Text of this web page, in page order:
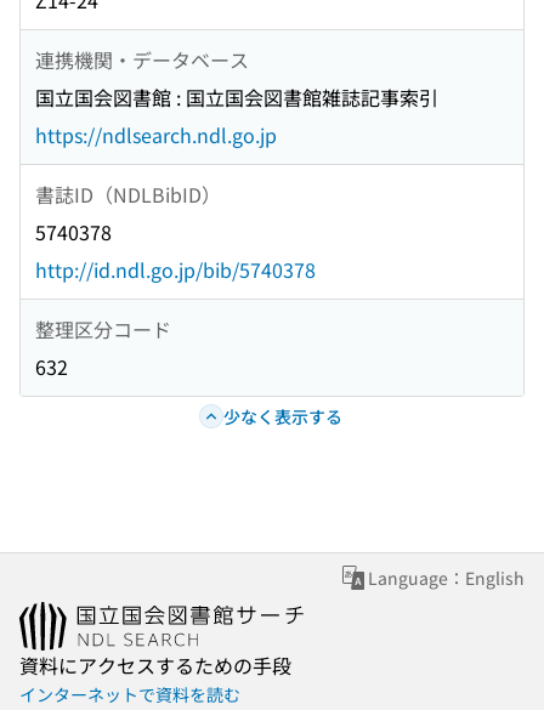
連携機関・データベース
国立国会図書館 : 国立国会図書館雑誌記事索引
https://ndlsearch.ndl.go.jp
書誌ID（NDLBibID）
5740378
http://id.ndl.go.jp/bib/5740378
整理区分コード
632
少なく表示する
Language：English
資料にアクセスするための手段
インターネットで資料を読む